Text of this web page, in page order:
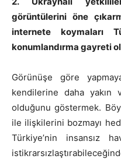
görüntülerini öne
internete koymaları
konumlandırma gayreti
Görünüşe göre
kendilerine daha yakın
olduğunu göstermek.
ile ilişkilerini bozmayı
Türkiye’nin insansız